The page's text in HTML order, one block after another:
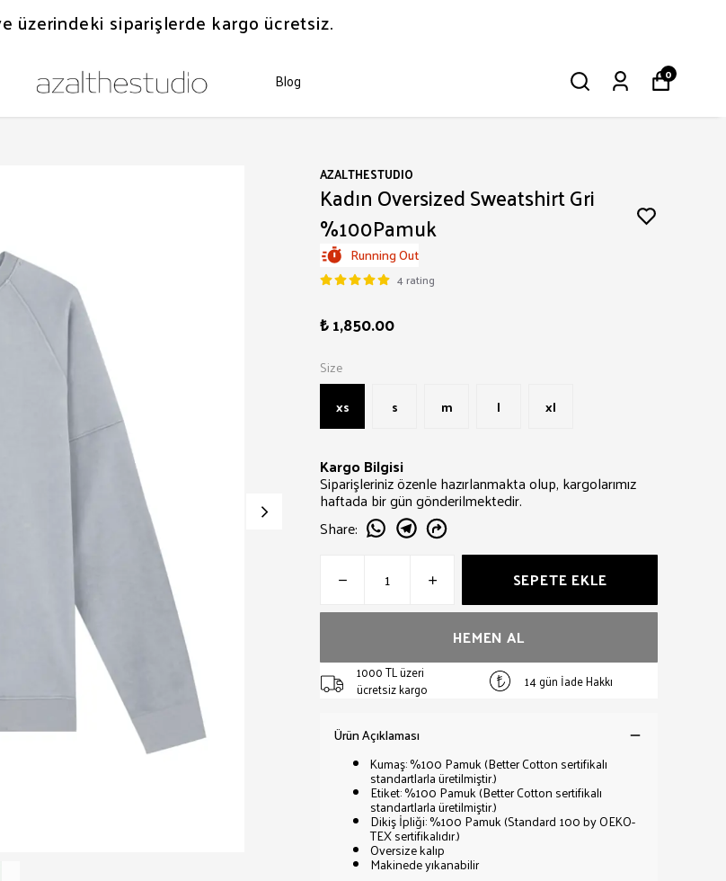
üzerindeki siparişlerde kargo ücretsiz.
Blog 0
AZALTHESTUDIO
Kadın Oversized Sweatshirt Gri
%100Pamuk
Running Out
4 rating
₺ 1,850.00
Size
xs
s m l xl
Kargo Bilgisi
Siparişleriniz özenle hazırlanmakta olup, kargolarımız
haftada bir gün gönderilmektedir.
Share:
SEPETE EKLE
HEMEN AL
1000 TL üzeri
ücretsiz kargo
14 gün İade Hakkı
Ürün Açıklaması
Kumaş: %100 Pamuk (Better Cotton sertifikalı
standartlarla üretilmiştir.)
Etiket: %100 Pamuk (Better Cotton sertifikalı
standartlarla üretilmiştir.)
Dikiş İpliği: %100 Pamuk (Standard 100 by OEKO-
TEX sertifikalıdır.)
Oversize kalıp
Makinede yıkanabilir